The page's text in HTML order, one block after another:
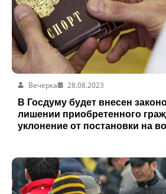
Вечерка
28.08.2023
В Госдуму будет внесен
лишении приобретенного
уклонение от постановки на